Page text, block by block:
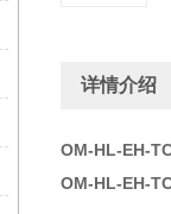
详情介绍
OM-HL-EH-
OM-HL-EH-